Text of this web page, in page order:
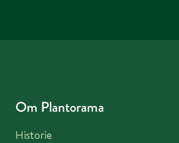
Om Plantorama
Historie